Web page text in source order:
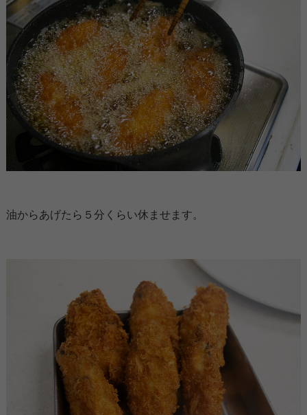
油からあげたら５分くらい休ませます。